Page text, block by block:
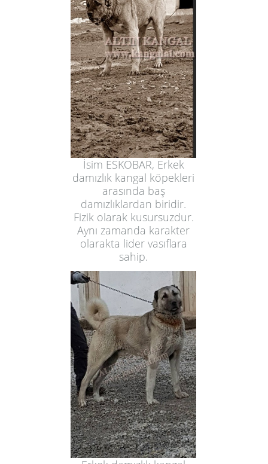
İsim ESKOBAR, Erkek
damızlık kangal köpekleri
arasında baş
damızlıklardan biridir.
Fizik olarak kusursuzdur.
Aynı zamanda karakter
olarakta lider vasıflara
sahip.